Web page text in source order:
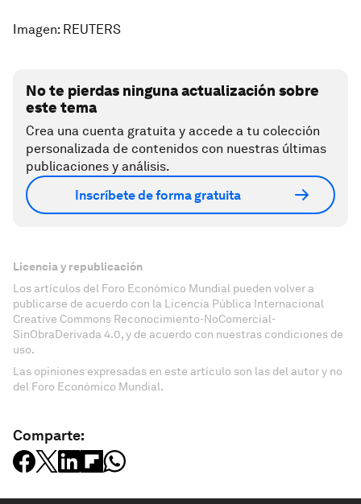
Imagen: REUTERS
No te pierdas ninguna actualización sobre
este tema
Crea una cuenta gratuita y accede a tu colección
personalizada de contenidos con nuestras últimas
publicaciones y análisis.
Inscríbete de forma gratuita
Licencia y republicación
Los artículos del Foro Económico Mundial pueden volver a
publicarse de acuerdo con la Licencia Pública Internacional
Creative Commons Reconocimiento-NoComercial-
SinObraDerivada 4.0, y de acuerdo con nuestras condiciones de
uso.
Las opiniones expresadas en este artículo son las del autor y no
del Foro Económico Mundial.
Comparte: